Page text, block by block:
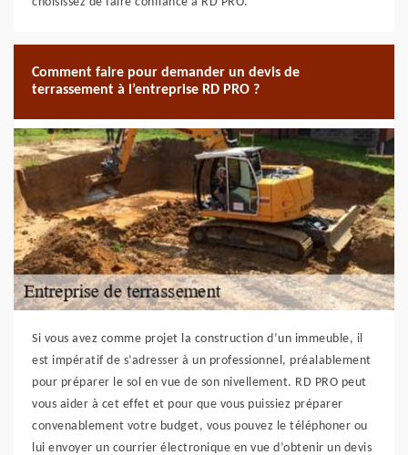
Comment faire pour demander un devis de
terrassement à l’entreprise RD PRO ?
Si vous avez comme projet la construction d’un immeuble, il
est impératif de s’adresser à un professionnel, préalablement
pour préparer le sol en vue de son nivellement. RD PRO peut
vous aider à cet effet et pour que vous puissiez préparer
convenablement votre budget, vous pouvez le téléphoner ou
lui envoyer un courrier électronique en vue d’obtenir un devis